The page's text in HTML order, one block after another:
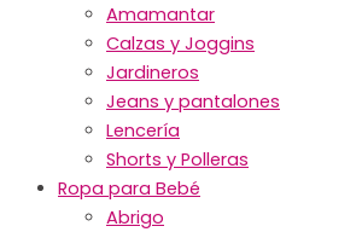
Amamantar
Calzas y Joggins
Jardineros
Jeans y pantalones
Lencería
Shorts y Polleras
Ropa para Bebé
Abrigo